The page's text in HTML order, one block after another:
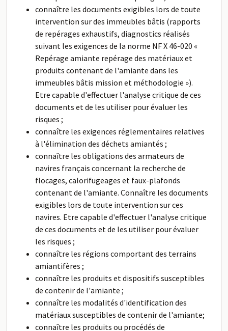
connaître les documents exigibles lors de toute
intervention sur des immeubles bâtis (rapports
de repérages exhaustifs, diagnostics réalisés
suivant les exigences de la norme NF X 46-020 «
Repérage amiante repérage des matériaux et
produits contenant de l'amiante dans les
immeubles bâtis mission et méthodologie »).
Etre capable d'effectuer l'analyse critique de ces
documents et de les utiliser pour évaluer les
risques ;
connaître les exigences réglementaires relatives
à l'élimination des déchets amiantés ;
connaître les obligations des armateurs de
navires français concernant la recherche de
flocages, calorifugeages et faux-plafonds
contenant de l'amiante. Connaître les documents
exigibles lors de toute intervention sur ces
navires. Etre capable d'effectuer l'analyse critique
de ces documents et de les utiliser pour évaluer
les risques ;
connaître les régions comportant des terrains
amiantifères ;
connaître les produits et dispositifs susceptibles
de contenir de l'amiante ;
connaître les modalités d'identification des
matériaux susceptibles de contenir de l'amiante;
connaître les produits ou procédés de